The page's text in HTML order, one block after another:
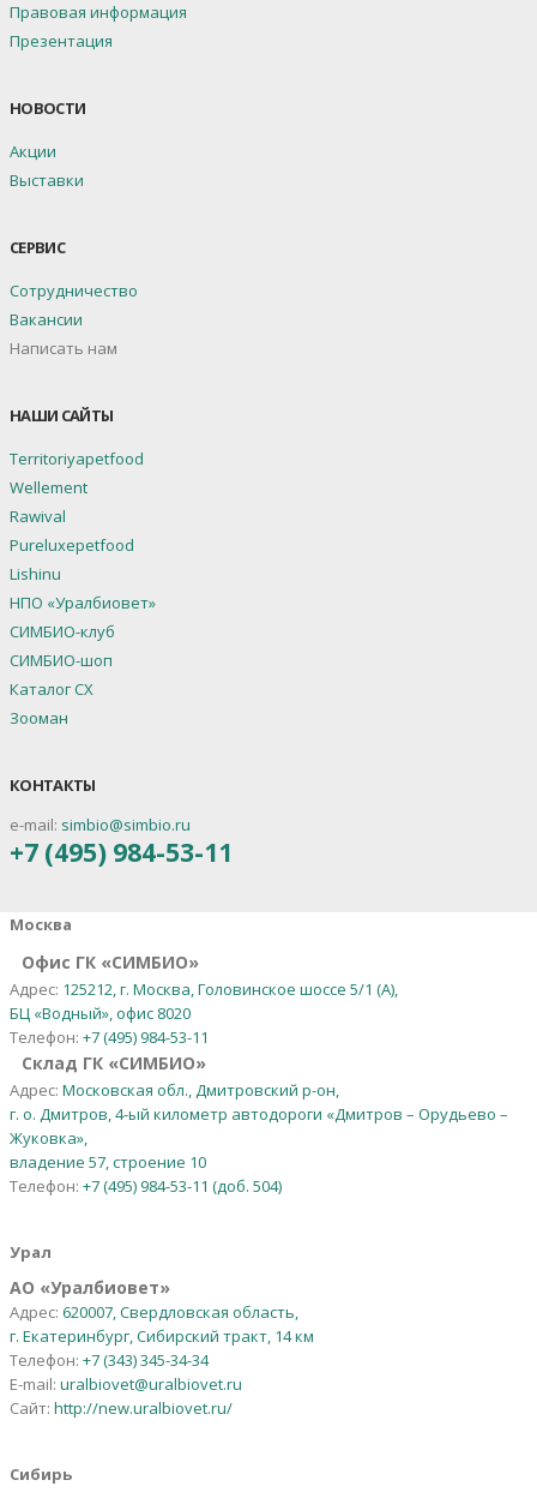
Правовая информация
Презентация
НОВОСТИ
Акции
Выставки
СЕРВИС
Сотрудничество
Вакансии
Написать нам
НАШИ САЙТЫ
Territoriyapetfood
Wellement
Rawival
Pureluxepetfood
Lishinu
НПО «Уралбиовет»
СИМБИО-клуб
СИМБИО-шоп
Каталог СХ
Зооман
КОНТАКТЫ
e-mail: simbio@simbio.ru
+7 (495) 984-53-11
Москва
Офис ГК «СИМБИО»
Адрес: 125212, г. Москва, Головинское шоссе 5/1 (А),
БЦ «Водный», офис 8020
Телефон: +7 (495) 984-53-11
Склад ГК «СИМБИО»
Адрес: Московская обл., Дмитровский р-он,
г. о. Дмитров, 4-ый километр автодороги «Дмитров – Орудьево –
Жуковка»,
владение 57, строение 10
Телефон: +7 (495) 984-53-11 (доб. 504)
Урал
АО «Уралбиовет»
Адрес: 620007, Свердловская область,
г. Екатеринбург, Сибирский тракт, 14 км
Телефон: +7 (343) 345-34-34
E-mail: uralbiovet@uralbiovet.ru
Сайт: http://new.uralbiovet.ru/
Сибирь